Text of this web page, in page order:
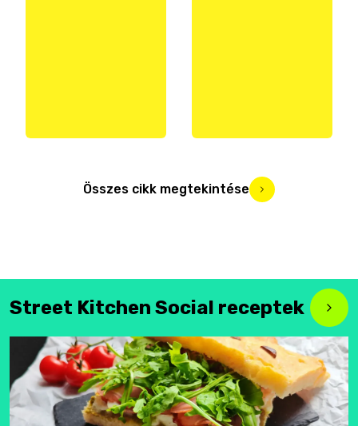
Összes cikk megtekintése
Street Kitchen Social receptek